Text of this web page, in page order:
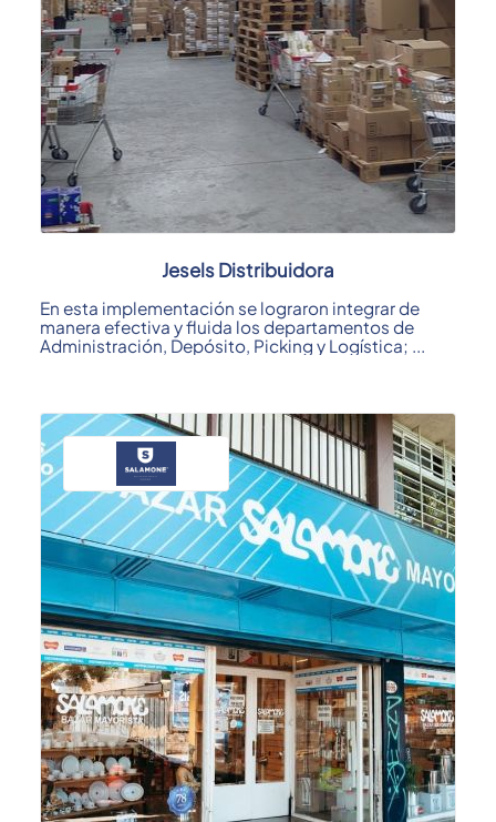
Jesels Distribuidora
En esta implementación se lograron integrar de
manera efectiva y fluida los departamentos de
Administración, Depósito, Picking y Logística; ...